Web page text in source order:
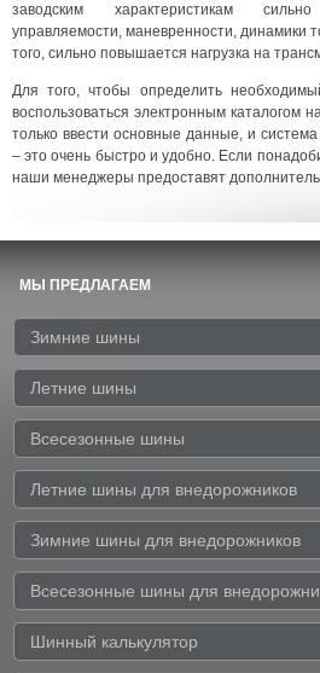
заводским характеристикам
управляемости, маневренности, динамики
того, сильно повышается нагрузка на
Для того, чтобы определить
воспользоваться электронным каталогом
только ввести основные данные, и
– это очень быстро и удобно. Если
наши менеджеры предоставят
МЫ ПРЕДЛАГАЕМ
Зимние шины
Летние шины
Всесезонные шины
Летние шины для внедорожников
Зимние шины для внедорожников
Всесезонные шины для
Шинный калькулятор